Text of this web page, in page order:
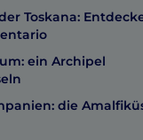
Toskana:
ein Archipel
die